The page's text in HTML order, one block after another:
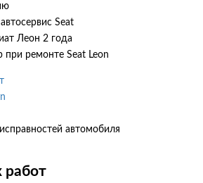
Seat
Леон 2 года
при ремонте Seat Leon
автомобиля